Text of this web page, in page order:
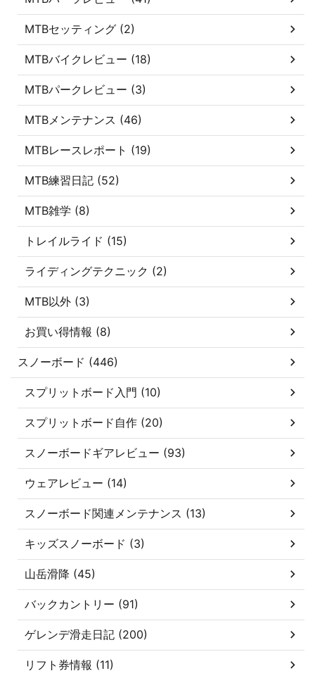
MTBセッティング (2)
MTBバイクレビュー (18)
MTBパークレビュー (3)
MTBメンテナンス (46)
MTBレースレポート (19)
MTB練習日記 (52)
MTB雑学 (8)
トレイルライド (15)
ライディングテクニック (2)
MTB以外 (3)
お買い得情報 (8)
スノーボード (446)
スプリットボード入門 (10)
スプリットボード自作 (20)
スノーボードギアレビュー (93)
ウェアレビュー (14)
スノーボード関連メンテナンス (13)
キッズスノーボード (3)
山岳滑降 (45)
バックカントリー (91)
ゲレンデ滑走日記 (200)
リフト券情報 (11)